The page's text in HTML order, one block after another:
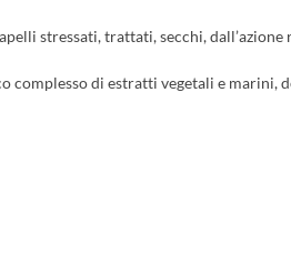
stressati, trattati, secchi,
complesso di estratti vegetali e marini,